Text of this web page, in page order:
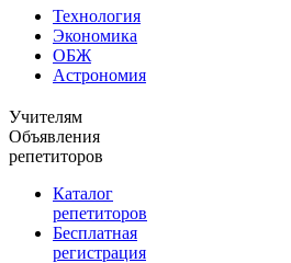
Технология
Экономика
ОБЖ
Астрономия
Учителям
Объявления
репетиторов
Каталог
репетиторов
Бесплатная
регистрация